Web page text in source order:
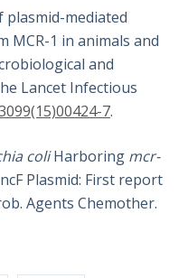
plasmid-mediated
MCR-1 in animals and
and
Lancet Infectious
7.
coliHarboring mcr-
Plasmid: First report
Agents Chemother.